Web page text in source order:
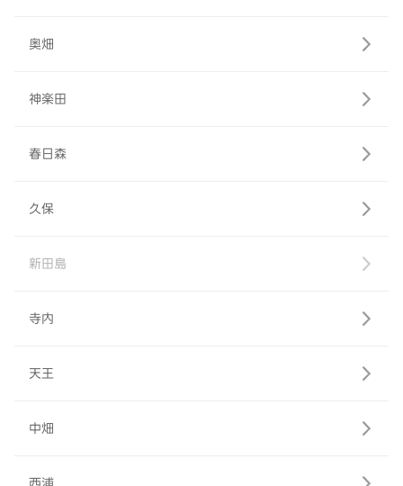
奥畑
神楽田
春日森
久保
新田島
寺内
天王
中畑